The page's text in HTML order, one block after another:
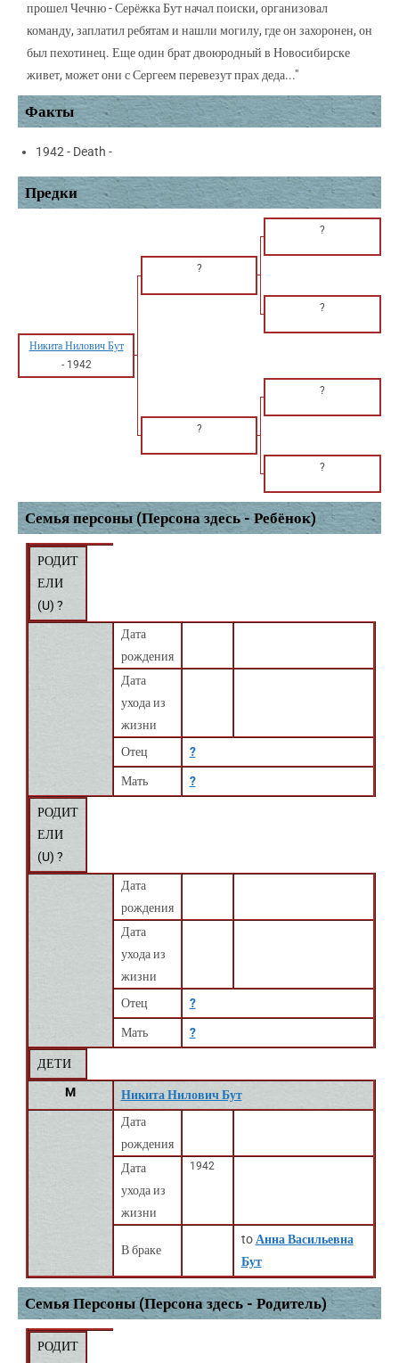
прошел Чечню - Серёжка Бут начал поиски, организовал
команду, заплатил ребятам и нашли могилу, где он захоронен, он
был пехотинец. Еще один брат двоюродный в Новосибирске
живет, может они с Сергеем перевезут прах деда..."
Факты
1942 - Death -
Предки
?
?
?
Никита Нилович Бут
- 1942
?
?
?
Семья персоны (Персона здесь - Ребёнок)
РОДИТ
ЕЛИ
(U) ?
Дата
рождения
Дата
ухода из
жизни
Отец
?
Мать ?
РОДИТ
ЕЛИ
(U) ?
Дата
рождения
Дата
ухода из
жизни
Отец
?
Мать ?
ДЕТИ
M
Никита Нилович Бут
Дата
рождения
Дата
ухода из
жизни
1942
В браке
to Анна Васильевна
Бут
Семья Персоны (Персона здесь - Родитель)
РОДИТ